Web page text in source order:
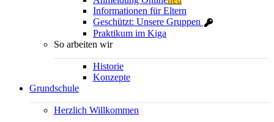
Informationen für Eltern
Geschützt: Unsere Gruppen
Praktikum im Kiga
So arbeiten wir
Historie
Konzepte
Grundschule
Herzlich Willkommen